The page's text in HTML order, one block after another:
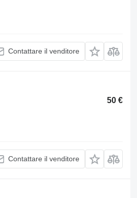
Contattare il venditore
50 €
Contattare il venditore